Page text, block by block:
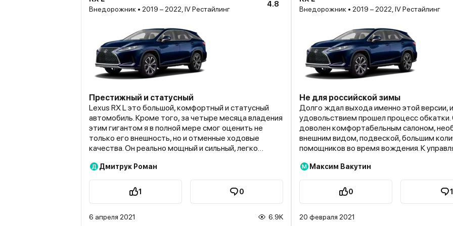
Внедорожник • 2019 – 2022, IV Рестайлинг
4.8
Престижный и статусный
Lexus RX L это большой, комфортный и статусный
автомобиль. Кроме того, за четыре месяца владения
этим гигантом я в полной мере смог оценить не
только его внешность, но и отменные ходовые
качества. Он реально мощный и сильный, легко
все неровности и вообще создан, в первую очередь,
для комфорта. В городе он прекрасно справится с
преодолением препятствий, но вот ждать от него
гонок по бездорожью всё же не стоит. Он
работает на отлично, показывает хорошую динамику
Д Дмитрук Роман
1 0
6 апреля 2021 6.9K
Внедорожник • 2019 – 2022, IV Рестайлинг
Не для российской зимы
Долго ждал выхода именно этой версии,
удовольствием прошел процесс обкатки.
доволен комфортабельным салоном,
внешним видом, подвеской, большим
помощников во время вождения. К
минус 6 стеклоочистители обледенели, а
стекла не хватило на их оттаивание из-за
расположения дворников ниже зоны
Пришлось ехать по трассе с минимальной
ни в чем себя не ограничивали. Позже
М Максим Вакутин
0 1
20 февраля 2021